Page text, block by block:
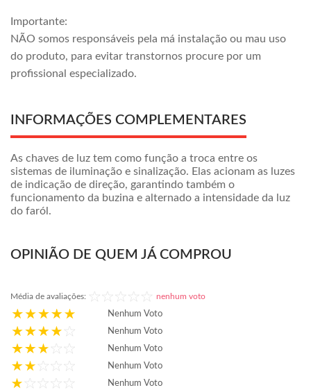
Importante:
NÃO somos responsáveis pela má instalação ou mau uso
do produto, para evitar transtornos procure por um
profissional especializado.
INFORMAÇÕES COMPLEMENTARES
As chaves de luz tem como função a troca entre os
sistemas de iluminação e sinalização. Elas acionam as luzes
de indicação de direção, garantindo também o
funcionamento da buzina e alternado a intensidade da luz
do faról.
OPINIÃO DE QUEM JÁ COMPROU
Média de avaliações: nenhum voto
Nenhum Voto
Nenhum Voto
Nenhum Voto
Nenhum Voto
Nenhum Voto